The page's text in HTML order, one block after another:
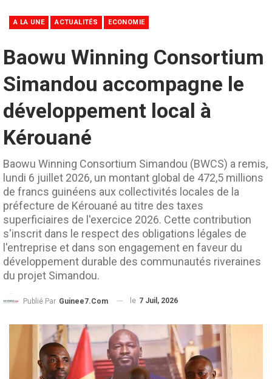
A LA UNE ACTUALITÉS ECONOMIE
Baowu Winning Consortium
Simandou accompagne le
développement local à
Kérouané
Baowu Winning Consortium Simandou (BWCS) a remis,
lundi 6 juillet 2026, un montant global de 472,5 millions
de francs guinéens aux collectivités locales de la
préfecture de Kérouané au titre des taxes
superficiaires de l'exercice 2026. Cette contribution
s'inscrit dans le respect des obligations légales de
l'entreprise et dans son engagement en faveur du
développement durable des communautés riveraines
du projet Simandou.
Publié Par Guinee7.com le 7 Juil, 2026